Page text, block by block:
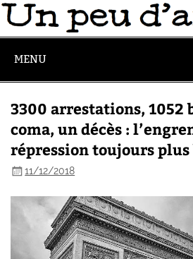
MENU
3300 arrestations, 1052
coma, un décès :
répression toujours
11/12/2018